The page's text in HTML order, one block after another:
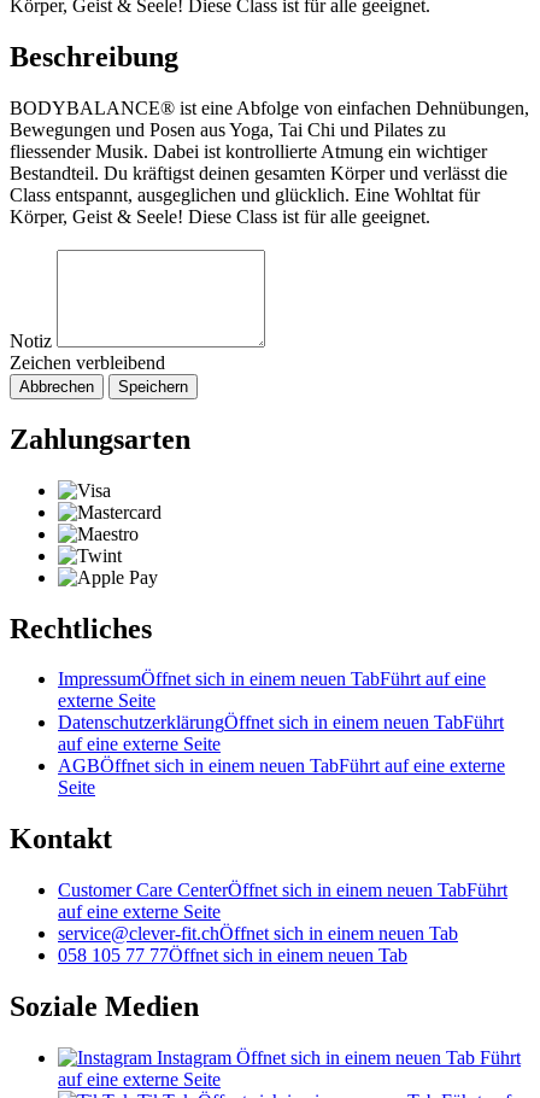
Körper, Geist & Seele! Diese Class ist für alle geeignet.
Beschreibung
BODYBALANCE® ist eine Abfolge von einfachen Dehnübungen,
Bewegungen und Posen aus Yoga, Tai Chi und Pilates zu
fliessender Musik. Dabei ist kontrollierte Atmung ein wichtiger
Bestandteil. Du kräftigst deinen gesamten Körper und verlässt die
Class entspannt, ausgeglichen und glücklich. Eine Wohltat für
Körper, Geist & Seele! Diese Class ist für alle geeignet.
Notiz
Zeichen verbleibend
Abbrechen Speichern
Zahlungsarten
Rechtliches
ImpressumÖffnet sich in einem neuen TabFührt auf eine
externe Seite
DatenschutzerklärungÖffnet sich in einem neuen TabFührt
auf eine externe Seite
AGBÖffnet sich in einem neuen TabFührt auf eine externe
Seite
Kontakt
Customer Care CenterÖffnet sich in einem neuen TabFührt
auf eine externe Seite
service@clever-fit.chÖffnet sich in einem neuen Tab
058 105 77 77Öffnet sich in einem neuen Tab
Soziale Medien
Instagram Öffnet sich in einem neuen Tab Führt
auf eine externe Seite